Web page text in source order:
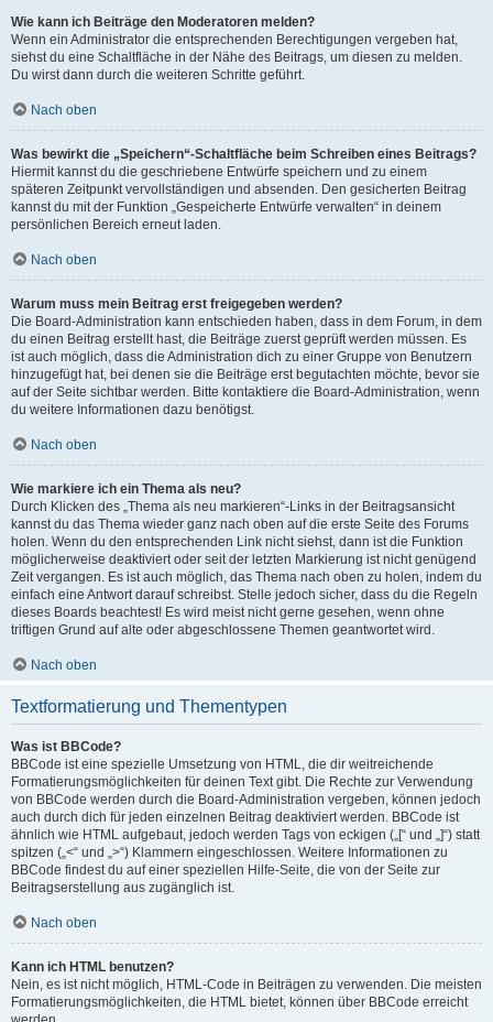
Wie kann ich Beiträge den Moderatoren melden?
Wenn ein Administrator die entsprechenden Berechtigungen vergeben hat,
siehst du eine Schaltfläche in der Nähe des Beitrags, um diesen zu melden.
Du wirst dann durch die weiteren Schritte geführt.
Nach oben
Was bewirkt die „Speichern“-Schaltfläche beim Schreiben eines Beitrags?
Hiermit kannst du die geschriebene Entwürfe speichern und zu einem
späteren Zeitpunkt vervollständigen und absenden. Den gesicherten Beitrag
kannst du mit der Funktion „Gespeicherte Entwürfe verwalten“ in deinem
persönlichen Bereich erneut laden.
Nach oben
Warum muss mein Beitrag erst freigegeben werden?
Die Board-Administration kann entschieden haben, dass in dem Forum, in dem
du einen Beitrag erstellt hast, die Beiträge zuerst geprüft werden müssen. Es
ist auch möglich, dass die Administration dich zu einer Gruppe von Benutzern
hinzugefügt hat, bei denen sie die Beiträge erst begutachten möchte, bevor sie
auf der Seite sichtbar werden. Bitte kontaktiere die Board-Administration, wenn
du weitere Informationen dazu benötigst.
Nach oben
Wie markiere ich ein Thema als neu?
Durch Klicken des „Thema als neu markieren“-Links in der Beitragsansicht
kannst du das Thema wieder ganz nach oben auf die erste Seite des Forums
holen. Wenn du den entsprechenden Link nicht siehst, dann ist die Funktion
möglicherweise deaktiviert oder seit der letzten Markierung ist nicht genügend
Zeit vergangen. Es ist auch möglich, das Thema nach oben zu holen, indem du
einfach eine Antwort darauf schreibst. Stelle jedoch sicher, dass du die Regeln
dieses Boards beachtest! Es wird meist nicht gerne gesehen, wenn ohne
triftigen Grund auf alte oder abgeschlossene Themen geantwortet wird.
Nach oben
Textformatierung und Thementypen
Was ist BBCode?
BBCode ist eine spezielle Umsetzung von HTML, die dir weitreichende
Formatierungsmöglichkeiten für deinen Text gibt. Die Rechte zur Verwendung
von BBCode werden durch die Board-Administration vergeben, können jedoch
auch durch dich für jeden einzelnen Beitrag deaktiviert werden. BBCode ist
ähnlich wie HTML aufgebaut, jedoch werden Tags von eckigen („[“ und „]“) statt
spitzen („<“ und „>“) Klammern eingeschlossen. Weitere Informationen zu
BBCode findest du auf einer speziellen Hilfe-Seite, die von der Seite zur
Beitragserstellung aus zugänglich ist.
Nach oben
Kann ich HTML benutzen?
Nein, es ist nicht möglich, HTML-Code in Beiträgen zu verwenden. Die meisten
Formatierungsmöglichkeiten, die HTML bietet, können über BBCode erreicht